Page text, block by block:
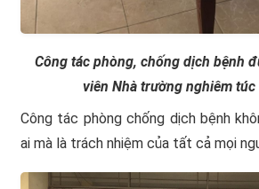
Công tác phòng, chống dịch bệnh
viên Nhà trường nghiêm túc
Công tác phòng chống dịch bệnh
ai mà là trách nhiệm của tất cả mọi